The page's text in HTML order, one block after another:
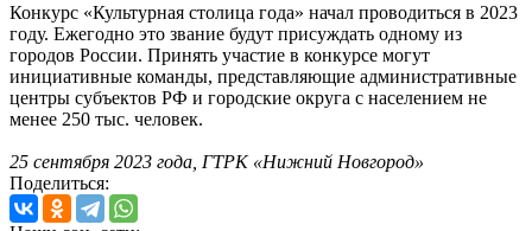
Конкурс «Культурная столица года» начал проводиться в 2023
году. Ежегодно это звание будут присуждать одному из
городов России. Принять участие в конкурсе могут
инициативные команды, представляющие административные
центры субъектов РФ и городские округа с населением не
менее 250 тыс. человек.
25 сентября 2023 года, ГТРК «Нижний Новгород»
Поделиться: